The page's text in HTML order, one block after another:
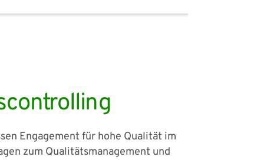
Engagement für hohe Qualität im
zum Qualitätsmanagement und